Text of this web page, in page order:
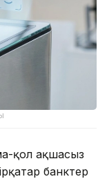
қол ақшасыз
банктер